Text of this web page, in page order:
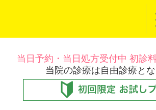
当日予約・当日処方受付中 初診
当院の診療は自由診療と